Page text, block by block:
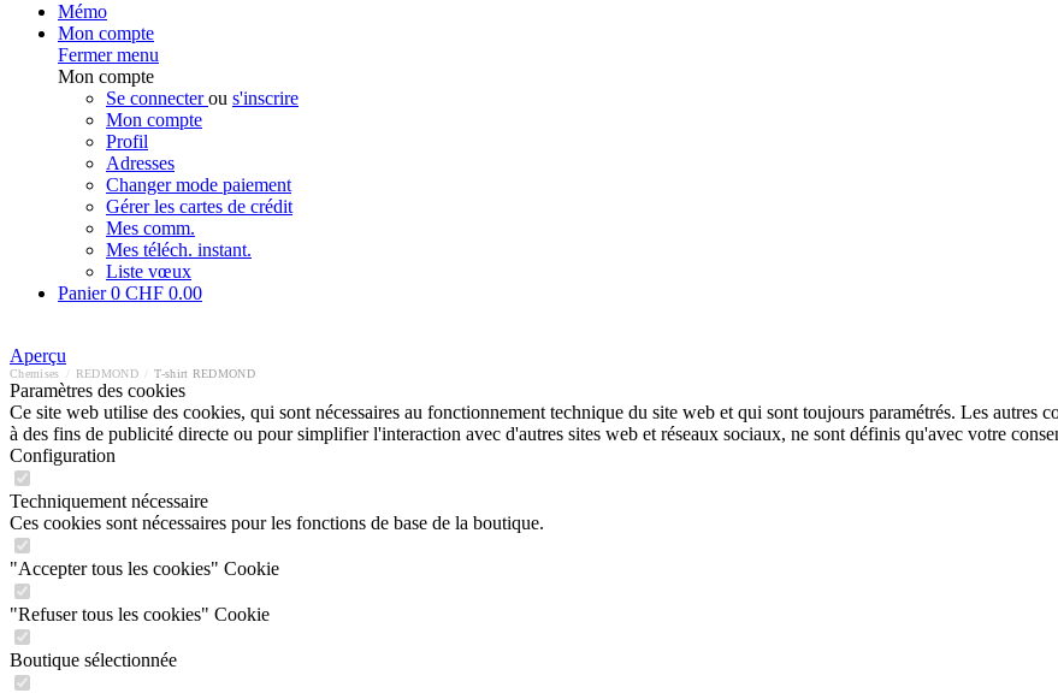
Mémo
Mon compte
Fermer menu
Mon compte
Se connecterou s'inscrire
Mon compte
Profil
Adresses
Changer mode paiement
Gérer les cartes de crédit
Mes comm.
Mes téléch. instant.
Liste vœux
Panier0 CHF 0.00
Aperçu
Chemises REDMOND T-shirt REDMOND
Paramètres des cookies
Ce site web utilise des cookies, qui sont nécessaires au fonctionnement technique du site web et qui sont toujours paramétrés. Les autres
à des fins de publicité directe ou pour simplifier l'interaction avec d'autres sites web et réseaux sociaux, ne sont définis qu'avec votre
Configuration
Techniquement nécessaire
Ces cookies sont nécessaires pour les fonctions de base de la boutique.
"Accepter tous les cookies" Cookie
"Refuser tous les cookies" Cookie
Boutique sélectionnée